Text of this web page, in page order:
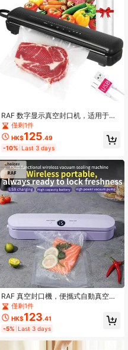
RAF 数字显示真空封口机，适用于各
种食品和真空袋的真空密封，操作简
便，可真空密封干燥柔软的食品袋用
于储存。
僅剩1件
HK$125.49
-10% Last 3 days
RAF 真空封口機，便攜式自動真空封
口機，廚房食物保存，真空袋，適用
於乾濕食物保存和零食袋封口，真空
封口機，廚房電器
僅剩1件
HK$123.41
-5% Last 3 days